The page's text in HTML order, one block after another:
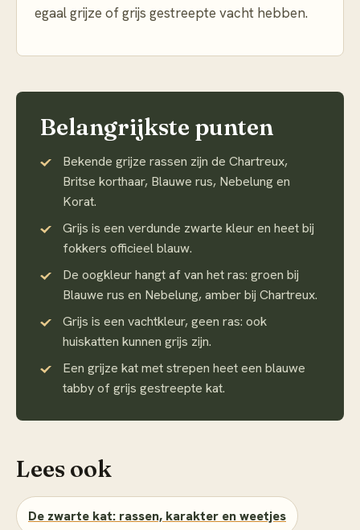
egaal grijze of grijs gestreepte vacht hebben.
Belangrijkste punten
Bekende grijze rassen zijn de Chartreux,
Britse korthaar, Blauwe rus, Nebelung en
Korat.
Grijs is een verdunde zwarte kleur en heet bij
fokkers officieel blauw.
De oogkleur hangt af van het ras: groen bij
Blauwe rus en Nebelung, amber bij Chartreux.
Grijs is een vachtkleur, geen ras: ook
huiskatten kunnen grijs zijn.
Een grijze kat met strepen heet een blauwe
tabby of grijs gestreepte kat.
Lees ook
De zwarte kat: rassen, karakter en weetjes